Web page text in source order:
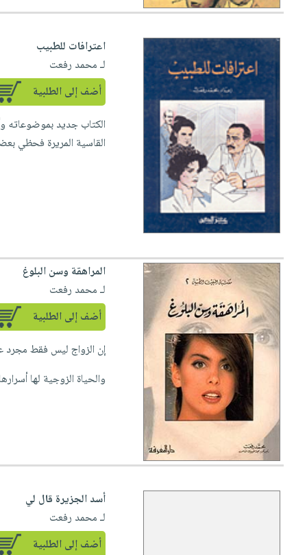
اعترافات للطبيب
لـ محمد رفعت
أضف إلى الطلبية
الكتاب جديد بموضوعاته
القاسية المريرة فحظي
المراهقة وسن البلوغ
لـ محمد رفعت
أضف إلى الطلبية
إن الزواج ليس فقط مجرد
والحياة الزوجية لها
أسد الجزيرة قال لي
لـ محمد رفعت
أضف إلى الطلبية